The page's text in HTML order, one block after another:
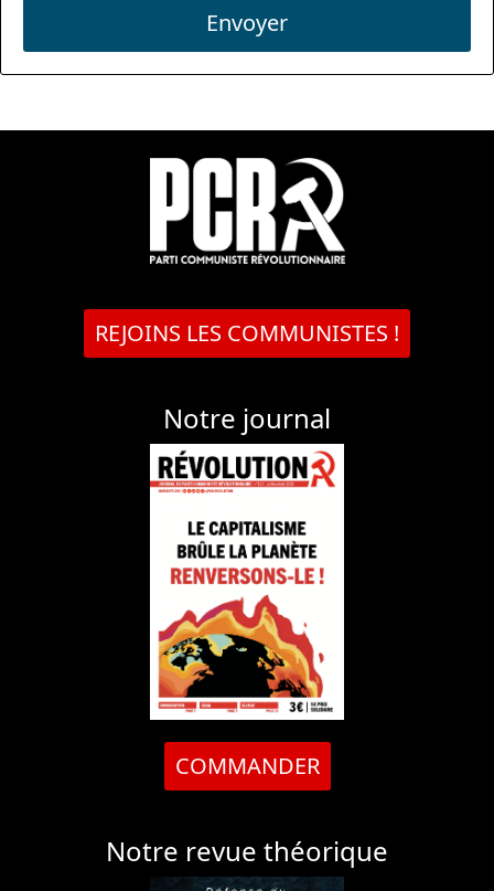
Envoyer
REJOINS LES COMMUNISTES !
Notre journal
COMMANDER
Notre revue théorique